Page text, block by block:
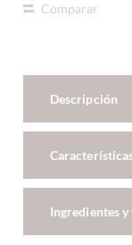
Comparar
Descripción
Ingredientes